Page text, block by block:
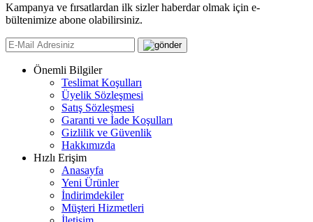
Kampanya ve fırsatlardan ilk sizler haberdar olmak için e-
bültenimize abone olabilirsiniz.
Önemli Bilgiler
Teslimat Koşulları
Üyelik Sözleşmesi
Satış Sözleşmesi
Garanti ve İade Koşulları
Gizlilik ve Güvenlik
Hakkımızda
Hızlı Erişim
Anasayfa
Yeni Ürünler
İndirimdekiler
Müşteri Hizmetleri